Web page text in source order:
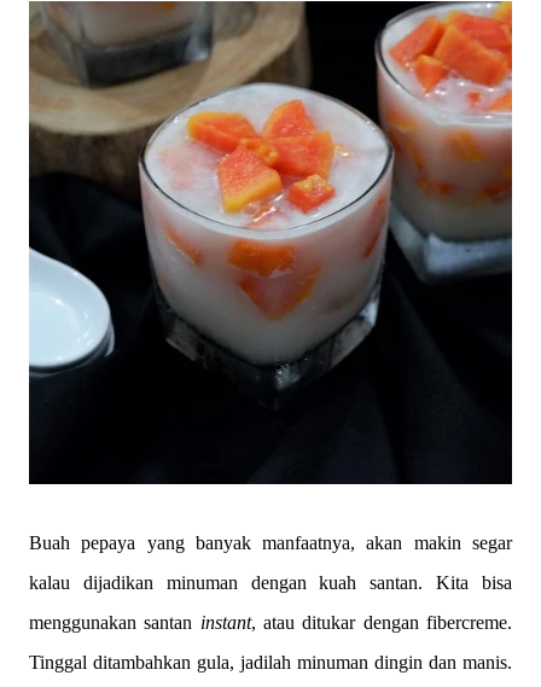
Buah pepaya yang banyak manfaatnya, akan makin segar
kalau dijadikan minuman dengan kuah santan. Kita bisa
menggunakan santan instant, atau ditukar dengan fibercreme.
Tinggal ditambahkan gula, jadilah minuman dingin dan manis.